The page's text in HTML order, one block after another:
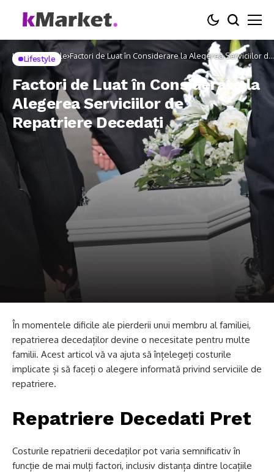
Home Lifestyle Factori de Luat în Considerare la Alegerea Serviciilor de
Repatriere Decedați
Lifestyle
Factori de Luat în Considerare la
Alegerea Serviciilor de
Repatriere Decedați
În momentele dificile ale pierderii unui membru al familiei,
repatrierea decedaților devine o necesitate pentru multe
familii. Acest articol vă va ajuta să înțelegeți costurile
implicate și să faceți o alegere informată privind serviciile de
repatriere.
Repatriere Decedati Pret
Costurile repatrierii decedaților pot varia semnificativ în
funcție de mai mulți factori, inclusiv distanța dintre locațiile